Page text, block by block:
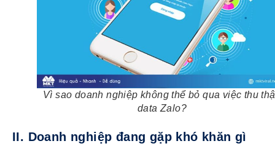
Vì sao doanh nghiệp không thể bỏ qua việc thu
data Zalo?
II. Doanh nghiệp đang gặp khó khăn gì